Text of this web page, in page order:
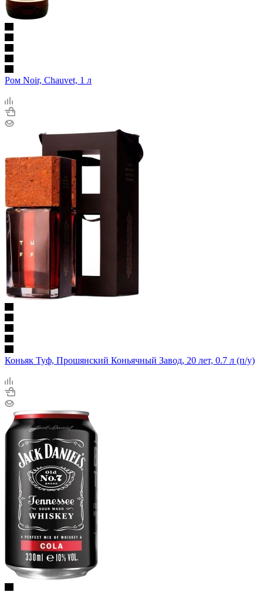
Ром Noir, Chauvet, 1 л
Коньяк Туф, Прошянский Коньячный Завод, 20 лет, 0.7 л (п/у)